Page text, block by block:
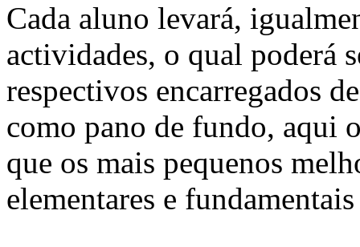
Cada aluno levará,
actividades, o qual poderá
respectivos encarregados
como pano de fundo, aqui
que os mais pequenos
elementares e